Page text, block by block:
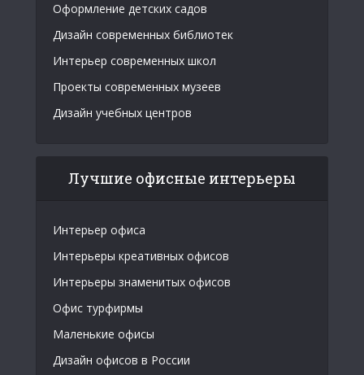
Оформление детских садов
Дизайн современных библиотек
Интерьер современных школ
Проекты современных музеев
Дизайн учебных центров
Лучшие офисные интерьеры
Интерьер офиса
Интерьеры креативных офисов
Интерьеры знаменитых офисов
Офис турфирмы
Маленькие офисы
Дизайн офисов в России